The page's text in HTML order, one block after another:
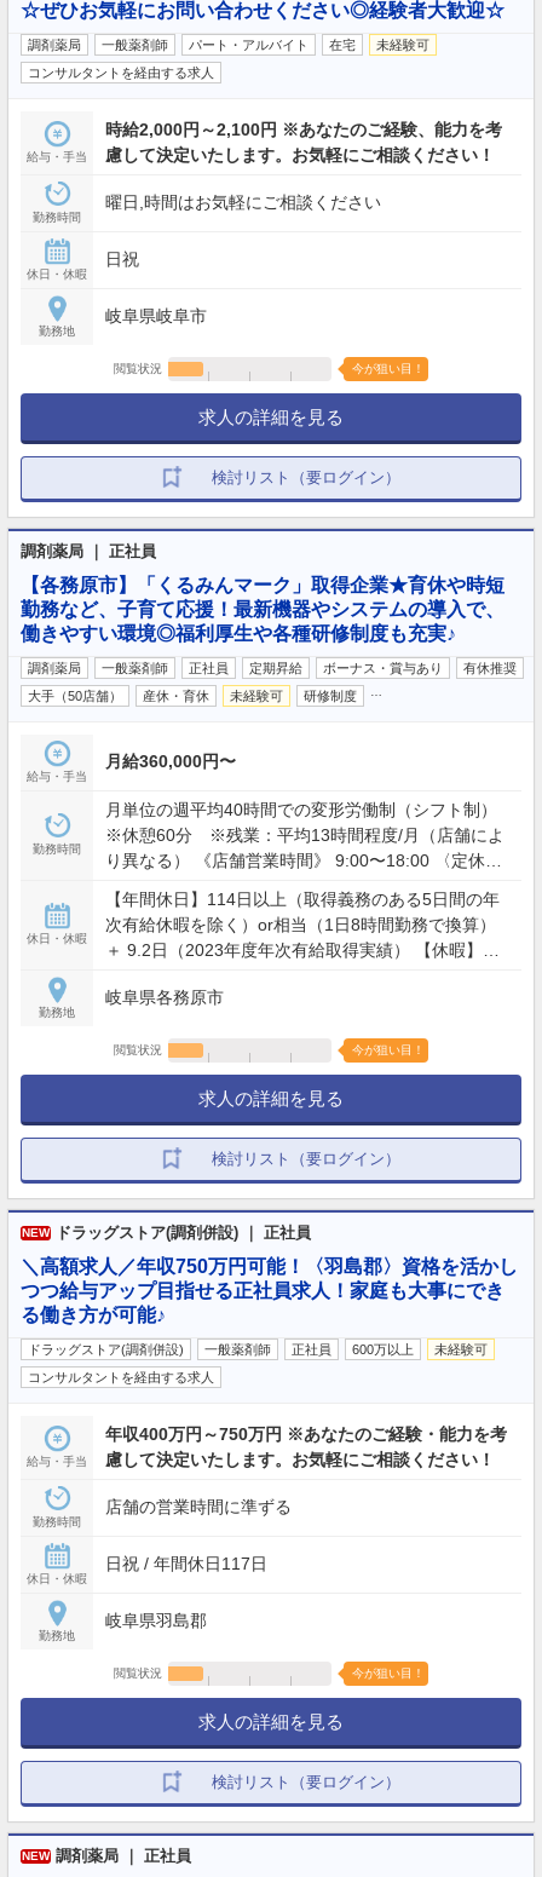
☆ぜひお気軽にお問い合わせください◎経験者大歓迎☆
調剤薬局 一般薬剤師 パート・アルバイト 在宅
未経験可
コンサルタントを経由する求人
給与・手当
時給2,000円～2,100円 ※あなたのご経験、能力を考
慮して決定いたします。お気軽にご相談ください！
勤務時間
曜日,時間はお気軽にご相談ください
休日・休暇
日祝
勤務地
岐阜県岐阜市
閲覧状況 今が狙い目！
求人の詳細を見る
検討リスト（要ログイン）
調剤薬局 ｜ 正社員
【各務原市】「くるみんマーク」取得企業★育休や時短
勤務など、子育て応援！最新機器やシステムの導入で、
働きやすい環境◎福利厚生や各種研修制度も充実♪
調剤薬局 一般薬剤師 正社員 定期昇給 ボーナス・賞与あり
有休推奨
大手（50店舗）
産休・育休 未経験可 研修制度
給与・手当
月給360,000円〜
勤務時間
月単位の週平均40時間での変形労働制（シフト制）
※休憩60分 ※残業：平均13時間程度/月（店舗によ
り異なる） 《店舗営業時間》 9:00〜18:00 〈定休
休日・休暇
【年間休日】114日以上（取得義務のある5日間の年
次有給休暇を除く）or相当（1日8時間勤務で換算）
＋ 9.2日（2023年度年次有給取得実績） 【休暇】年
付与）、ワークライフバランス休暇（年間9日）、結
勤務地
岐阜県各務原市
閲覧状況 今が狙い目！
求人の詳細を見る
検討リスト（要ログイン）
NEW ドラッグストア(調剤併設) ｜ 正社員
＼高額求人／年収750万円可能！〈羽島郡〉資格を活かし
つつ給与アップ目指せる正社員求人！家庭も大事にでき
る働き方が可能♪
ドラッグストア(調剤併設) 一般薬剤師 正社員 600万以上
未経験可
コンサルタントを経由する求人
給与・手当
年収400万円～750万円 ※あなたのご経験・能力を考
慮して決定いたします。お気軽にご相談ください！
勤務時間
店舗の営業時間に準ずる
休日・休暇
日祝 / 年間休日117日
勤務地
岐阜県羽島郡
閲覧状況 今が狙い目！
求人の詳細を見る
検討リスト（要ログイン）
NEW 調剤薬局 ｜ 正社員